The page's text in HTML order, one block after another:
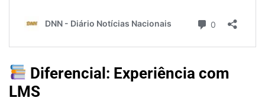
Diferencial: Experiência com
LMS